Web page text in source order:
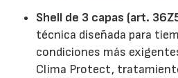
Shell de 3 capas (art.
técnica diseñada para
condiciones más
Clima Protect,